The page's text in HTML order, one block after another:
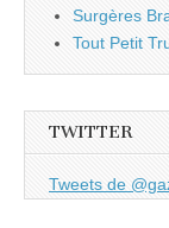
Surgères
Tout Petit
TWITTER
Tweets de